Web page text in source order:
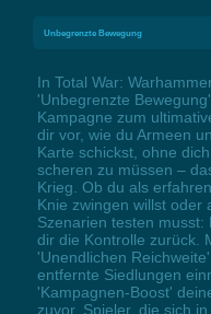
Unbegrenzte Bewegung
In Total War:
'Unbegrenzte
Kampagne zum
dir vor, wie du Armeen
Karte schickst, ohne
scheren zu müssen –
Krieg. Ob du als
Knie zwingen willst oder
Szenarien testen
dir die Kontrolle zurück.
'Unendlichen
entfernte Siedlungen
'Kampagnen-Boost'
zuvor. Spieler, die sich